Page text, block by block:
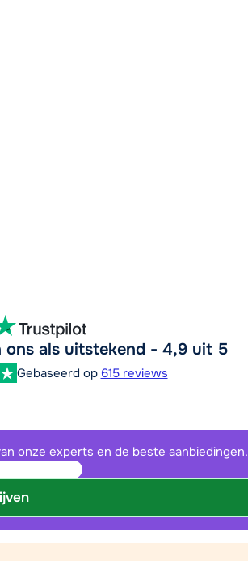
ons als uitstekend - 4,9 uit 5
Gebaseerd op 615 reviews
onze experts en de beste aanbiedingen.